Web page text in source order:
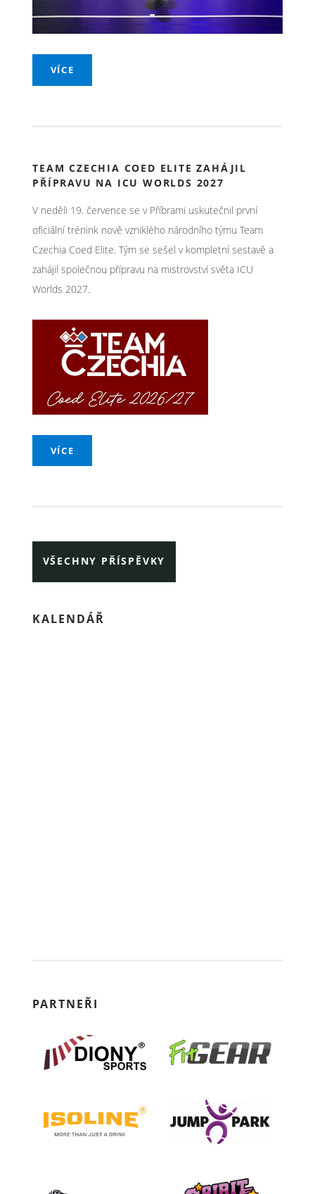
VÍCE
TEAM CZECHIA COED ELITE ZAHÁJIL
PŘÍPRAVU NA ICU WORLDS 2027
V neděli 19. července se v Příbrami uskutečnil první
oficiální trénink nově vzniklého národního týmu Team
Czechia Coed Elite. Tým se sešel v kompletní sestavě a
zahájil společnou přípravu na mistrovství světa ICU
Worlds 2027.
VÍCE
VŠECHNY PŘÍSPĚVKY
KALENDÁŘ
PARTNEŘI